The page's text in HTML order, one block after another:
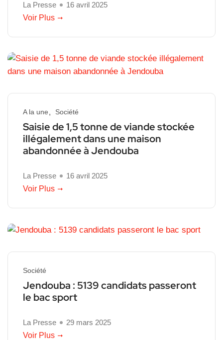
La Presse
16 avril 2025
Voir Plus
A la une Société
Saisie de 1,5 tonne de viande stockée
illégalement dans une maison
abandonnée à Jendouba
La Presse
16 avril 2025
Voir Plus
Société
Jendouba : 5139 candidats passeront
le bac sport
La Presse
29 mars 2025
Voir Plus